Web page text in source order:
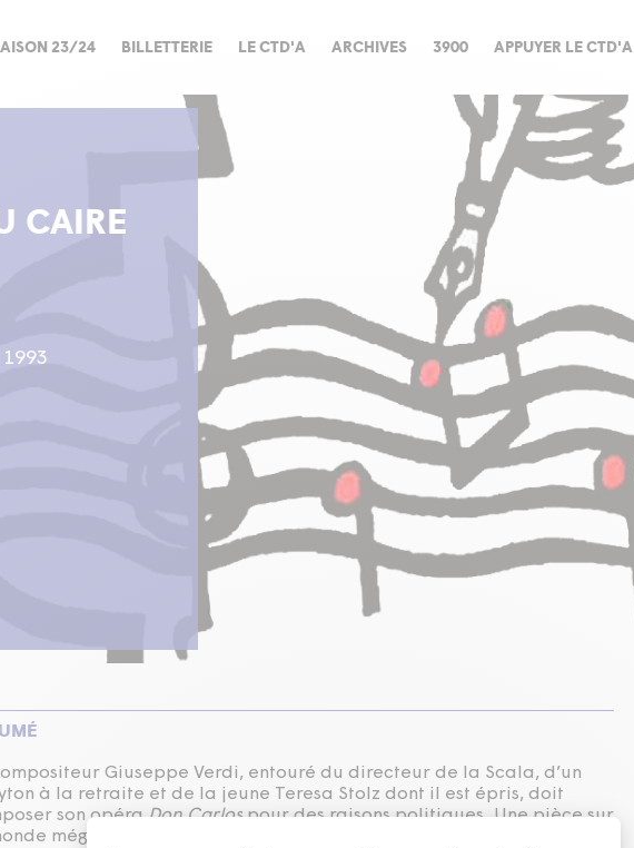
23/24 BILLETTERIE LE CTD'A ARCHIVES 3900 APPUYER LE CTD'A
CAIRE
Giuseppe Verdi, entouré du directeur de la Scala, d’un
à la retraite et de la jeune Teresa Stolz dont il est épris, doit
son opéra Don Carlospour des raisons politiques. Une pièce sur
mégalomane, tragique et passionné de l’opéra.